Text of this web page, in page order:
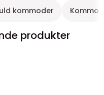
kommoder
produkter